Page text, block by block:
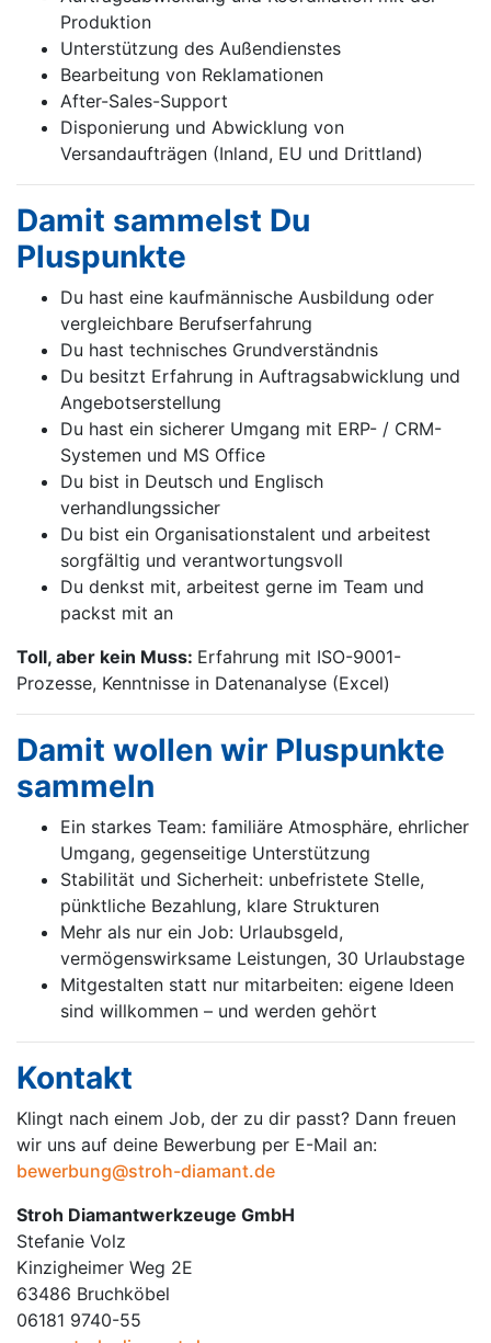
Produktion
Unterstützung des Außendienstes
Bearbeitung von Reklamationen
After-Sales-Support
Disponierung und Abwicklung von
Versandaufträgen (Inland, EU und Drittland)
Damit sammelst Du
Pluspunkte
Du hast eine kaufmännische Ausbildung oder
vergleichbare Berufserfahrung
Du hast technisches Grundverständnis
Du besitzt Erfahrung in Auftragsabwicklung und
Angebotserstellung
Du hast ein sicherer Umgang mit ERP- / CRM-
Systemen und MS Office
Du bist in Deutsch und Englisch
verhandlungssicher
Du bist ein Organisationstalent und arbeitest
sorgfältig und verantwortungsvoll
Du denkst mit, arbeitest gerne im Team und
packst mit an
Toll, aber kein Muss: Erfahrung mit ISO-9001-
Prozesse, Kenntnisse in Datenanalyse (Excel)
Damit wollen wir Pluspunkte
sammeln
Ein starkes Team: familiäre Atmosphäre, ehrlicher
Umgang, gegenseitige Unterstützung
Stabilität und Sicherheit: unbefristete Stelle,
pünktliche Bezahlung, klare Strukturen
Mehr als nur ein Job: Urlaubsgeld,
vermögenswirksame Leistungen, 30 Urlaubstage
Mitgestalten statt nur mitarbeiten: eigene Ideen
sind willkommen – und werden gehört
Kon­takt
Klingt nach ei­nem Job, der zu dir passt? Dann freu­en
wir uns auf dei­ne Be­wer­bung per E-Mail an:
bewerbung@stroh-diamant.de
Stroh Diamantwerkzeuge GmbH
Stefanie Volz
Kinzigheimer Weg 2E
63486 Bruchköbel
06181 9740-55